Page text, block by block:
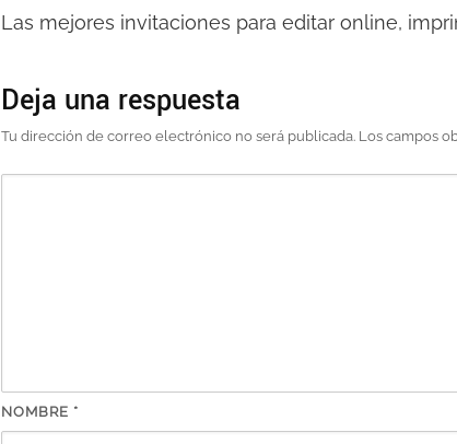
Las mejores invitaciones para editar online,
Deja una respuesta
Tu dirección de correo electrónico no será publicada. Los campos
NOMBRE *